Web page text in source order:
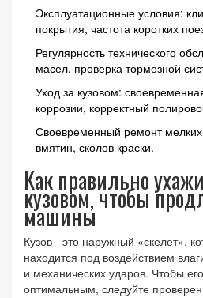
Эксплуатационные условия:
покрытия, частота коротких
Регулярность технического
масел, проверка тормозной
Уход за кузовом:
коррозии, корректный
Своевременный ремонт
вмятин, сколов краски.
Как правильно
кузовом, чтобы
машины
Кузов - это наружный «скелет»,
находится под воздействием
и механических ударов. Чтобы
оптимальным, следуйте